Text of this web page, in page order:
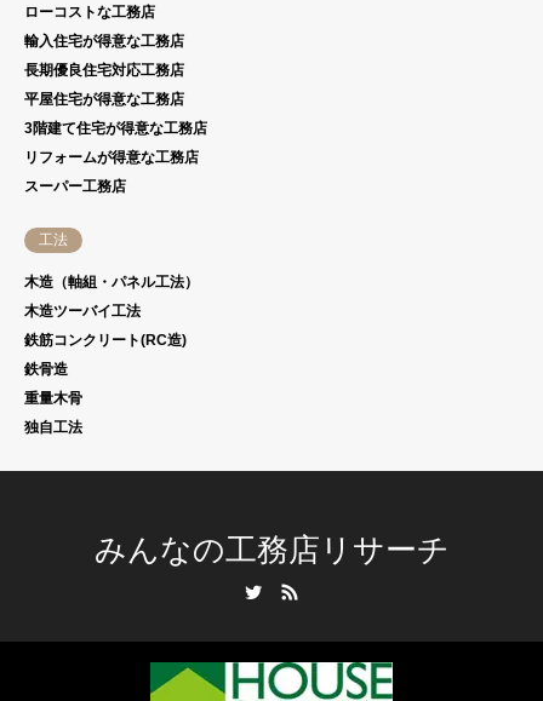
ローコストな工務店
輸入住宅が得意な工務店
長期優良住宅対応工務店
平屋住宅が得意な工務店
3階建て住宅が得意な工務店
リフォームが得意な工務店
スーパー工務店
工法
木造（軸組・パネル工法）
木造ツーバイ工法
鉄筋コンクリート(RC造)
鉄骨造
重量木骨
独自工法
みんなの工務店リサーチ